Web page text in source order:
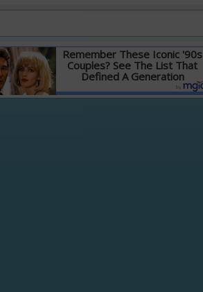
Remember These Iconic '90s
Couples? See The List That
Defined A Generation
Детальніше